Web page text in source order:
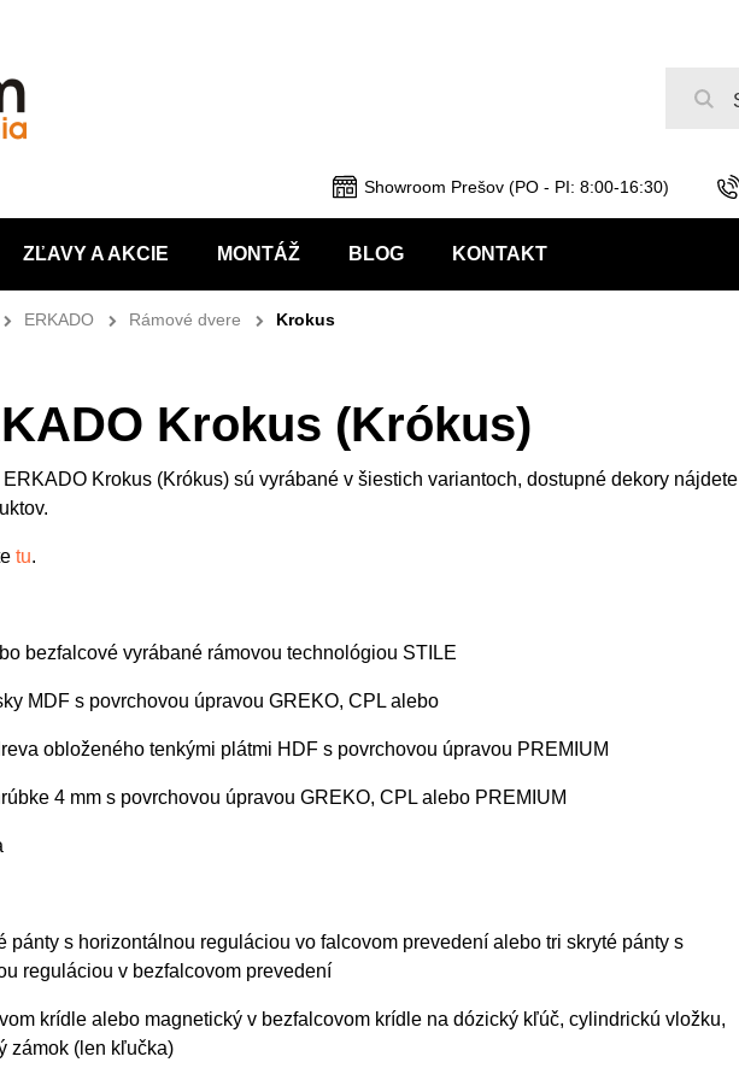
ZĽAVY A AKCIE MONTÁŽ BLOG KONTAKT
Showroom Prešov (PO - PI: 8:00-16:30)
ERKADO Rámové dvere Krokus
Krokus (Krókus)
ERKADO Krokus (Krókus) sú vyrábané v šiestich variantoch, dostupné dekory nájdete
tu.
bezfalcové vyrábané rámovou technológiou STILE
MDF s povrchovou úpravou GREKO, CPL alebo
obloženého tenkými plátmi HDF s povrchovou úpravou PREMIUM
4 mm s povrchovou úpravou GREKO, CPL alebo PREMIUM
pánty s horizontálnou reguláciou vo falcovom prevedení alebo tri skryté pánty s
reguláciou v bezfalcovom prevedení
krídle alebo magnetický v bezfalcovom krídle na dózický kľúč, cylindrickú vložku,
zámok (len kľučka)